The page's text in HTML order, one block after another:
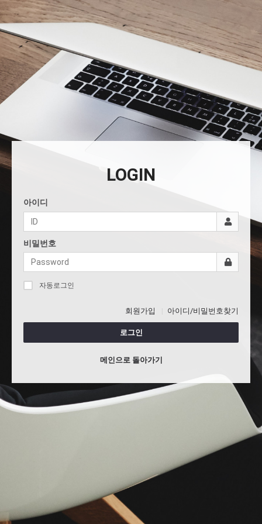
LOGIN
아이디
비밀번호
자동로그인
회원가입 아이디/비밀번호찾기
로그인
메인으로 돌아가기